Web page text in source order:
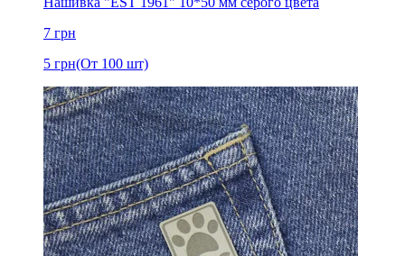
7 грн
5 грн(От 100 шт)